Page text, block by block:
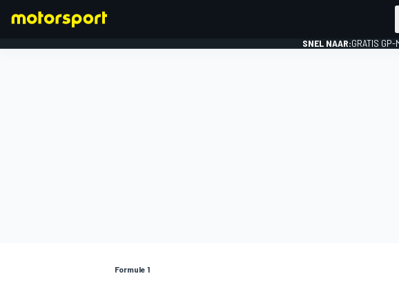
SNEL NAAR:GRATIS GP-
Formule 1